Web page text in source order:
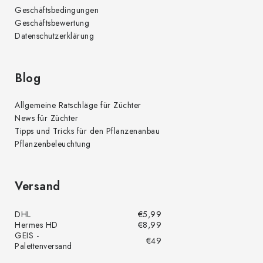
Geschäftsbedingungen
Geschäftsbewertung
Datenschutzerklärung
Blog
Allgemeine Ratschläge für Züchter
News für Züchter
Tipps und Tricks für den Pflanzenanbau
Pflanzenbeleuchtung
Versand
DHL
€5,99
Hermes HD
€8,99
GEIS -
Palettenversand
€49